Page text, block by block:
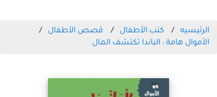
الرئيسيه كتب الأطفال
قصص الأطفال
الأموال هامة : الباندا تكتشف المال